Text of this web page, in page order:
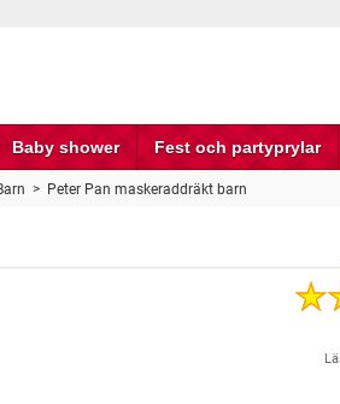
Baby shower Fest och partyprylar
> Peter Pan maskeraddräkt barn